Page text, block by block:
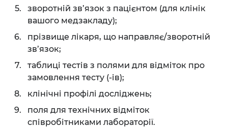
зворотній зв’язок з пацієнтом (для клінік
вашого медзакладу);
прізвище лікаря, що направляє/зворотній
зв’язок;
таблиці тестів з полями для відміток про
замовлення тесту (-ів);
клінічні профілі досліджень;
поля для технічних відміток
співробітниками лабораторії.